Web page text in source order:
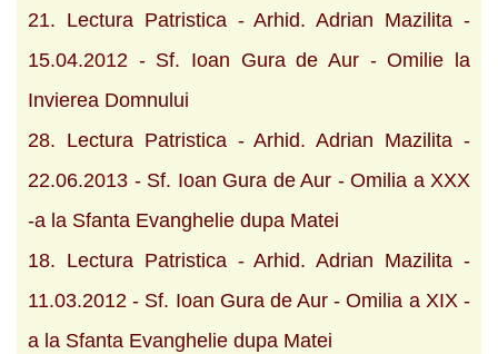
21. Lectura Patristica - Arhid. Adrian Mazilita -
15.04.2012 - Sf. Ioan Gura de Aur - Omilie la
Invierea Domnului
28. Lectura Patristica - Arhid. Adrian Mazilita -
22.06.2013 - Sf. Ioan Gura de Aur - Omilia a XXX
-a la Sfanta Evanghelie dupa Matei
18. Lectura Patristica - Arhid. Adrian Mazilita -
11.03.2012 - Sf. Ioan Gura de Aur - Omilia a XIX -
a la Sfanta Evanghelie dupa Matei